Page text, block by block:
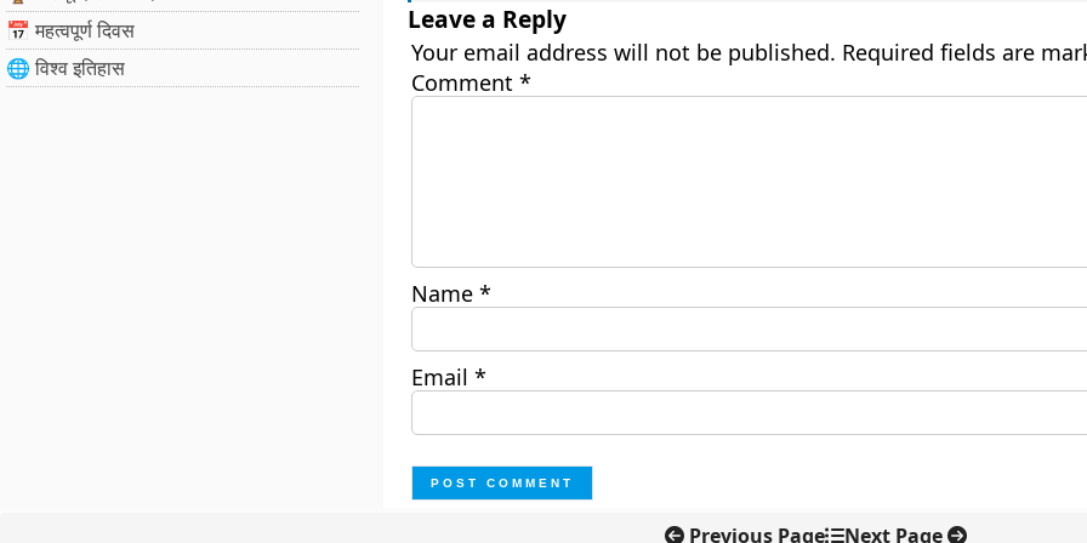
📅 महत्वपूर्ण दिवस
🌐 विश्व इतिहास
Leave a Reply
Your email address will not be published. Required fields are
Comment *
Name *
Email *
Previous Page Next Page